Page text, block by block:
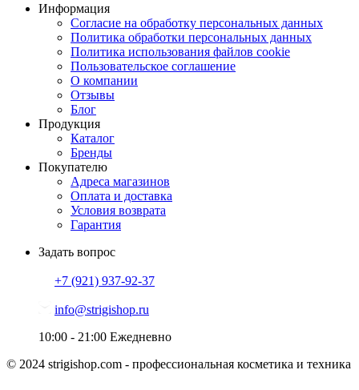
Информация
Согласие на обработку персональных данных
Политика обработки персональных данных
Политика использования файлов cookie
Пользовательское соглашение
О компании
Отзывы
Блог
Продукция
Каталог
Бренды
Покупателю
Адреса магазинов
Оплата и доставка
Условия возврата
Гарантия
Задать вопрос
+7 (921) 937-92-37
info@strigishop.ru
10:00 - 21:00 Ежедневно
© 2024 strigishop.com - профессиональная косметика и техника